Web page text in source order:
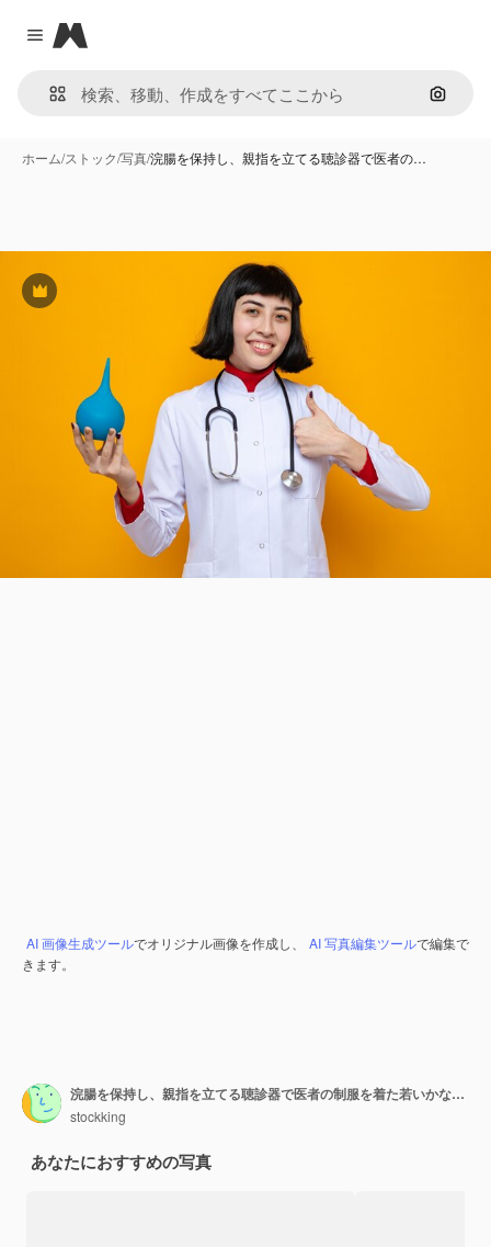
Close menu
Magnific
画像で
ホーム/ストック/写真/浣腸を保持し、親指を立てる聴診器で医者の…
Premium
AI 画像生成ツールでオリジナル画像を作成し、 AI 写真編集ツールで編集で
きます。
浣腸を保持し、親指を立てる聴診器で医者の制服を着た若いかなり白人の女の子の笑顔
stockking
あなたにおすすめの写真